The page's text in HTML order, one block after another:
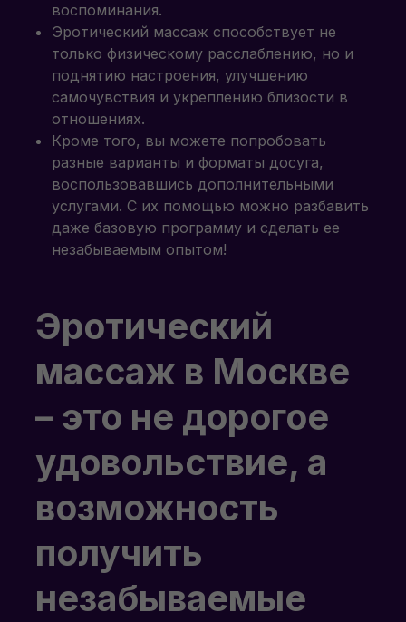
воспоминания.
Эротический массаж способствует не
только физическому расслаблению, но и
поднятию настроения, улучшению
самочувствия и укреплению близости в
отношениях.
Кроме того, вы можете попробовать
разные варианты и форматы досуга,
воспользовавшись дополнительными
услугами. С их помощью можно разбавить
даже базовую программу и сделать ее
незабываемым опытом!
Эротический
массаж в Москве
– это не дорогое
удовольствие, а
возможность
получить
незабываемые